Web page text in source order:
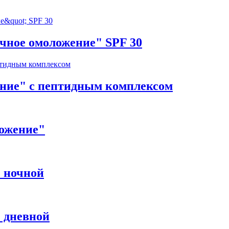
омоложение" SPF 30
с пептидным комплексом
ночной